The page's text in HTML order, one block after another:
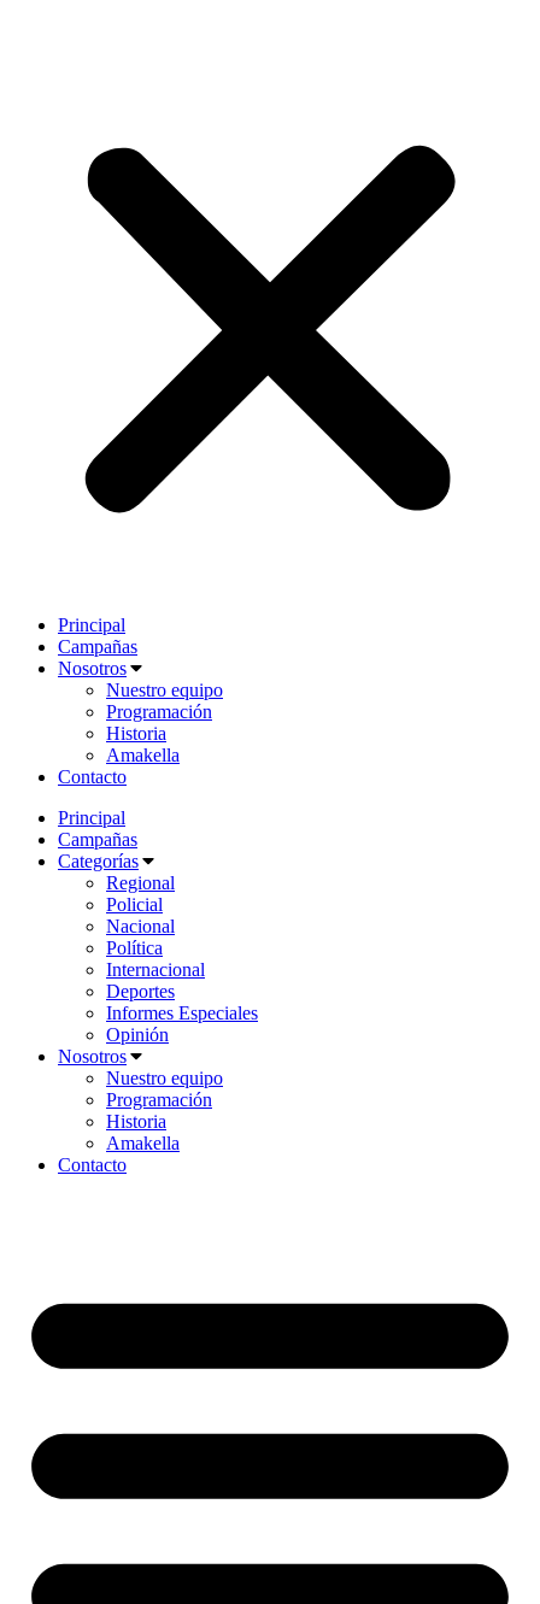
Principal
Campañas
Nosotros
Nuestro equipo
Programación
Historia
Amakella
Contacto
Principal
Campañas
Categorías
Regional
Policial
Nacional
Política
Internacional
Deportes
Informes Especiales
Opinión
Nosotros
Nuestro equipo
Programación
Historia
Amakella
Contacto